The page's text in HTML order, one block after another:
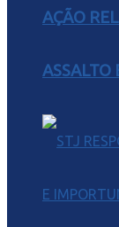
AÇÃO
ASSALTO